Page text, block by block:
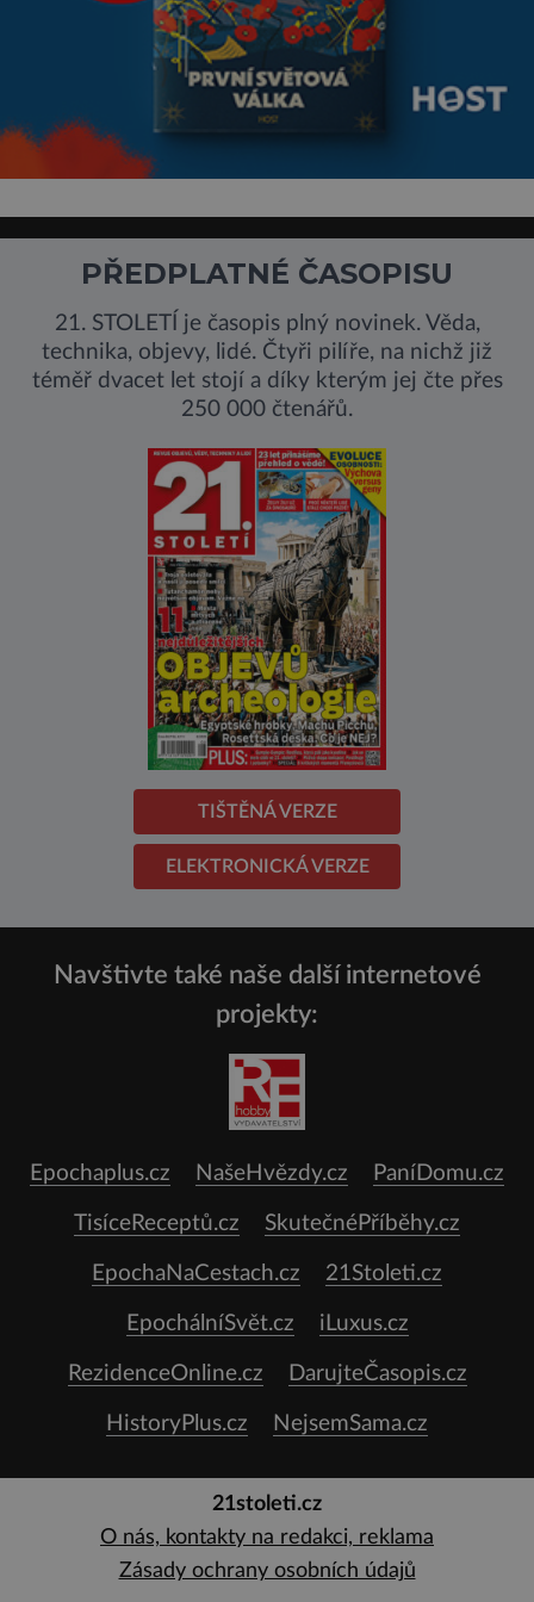
PŘEDPLATNÉ ČASOPISU
21. STOLETÍ je časopis plný novinek. Věda,
technika, objevy, lidé. Čtyři pilíře, na nichž již
téměř dvacet let stojí a díky kterým jej čte přes
250 000 čtenářů.
TIŠTĚNÁ VERZE
ELEKTRONICKÁ VERZE
Navštivte také naše další internetové
projekty:
Epochaplus.cz NašeHvězdy.cz PaníDomu.cz
TisíceReceptů.cz SkutečnéPříběhy.cz
EpochaNaCestach.cz 21Stoleti.cz
EpochálníSvět.cz iLuxus.cz
RezidenceOnline.cz DarujteČasopis.cz
HistoryPlus.cz NejsemSama.cz
21stoleti.cz
O nás, kontakty na redakci, reklama
Zásady ochrany osobních údajů